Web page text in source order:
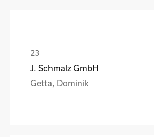
J. Schmalz GmbH
Getta, Dominik